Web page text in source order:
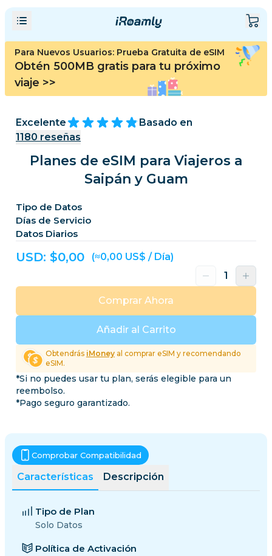
Para Nuevos Usuarios: Prueba Gratuita de eSIM
Obtén 500MB gratis para tu próximo
viaje >>
Excelente
Basado en
1180 reseñas
Planes de eSIM para Viajeros a
Saipán y Guam
Tipo de Datos
Días de Servicio
Datos Diarios
USD: $0,00 (≈0,00 US$ / Día)
Añadir al Carrito
Comprar Ahora
Obtendrás iMoneyal comprar eSIM y recomendando
eSIM.
*Si no puedes usar tu plan, serás elegible para un
reembolso.
*Pago seguro garantizado.
Características Descripción
Comprobar Compatibilidad
Tipo de Plan
Solo Datos
Política de Activación